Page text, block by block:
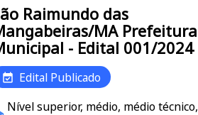
Raimundo das
MA Prefeitura
- Edital 001/2024
Edital Publicado
Nível superior, médio, médio técnico,